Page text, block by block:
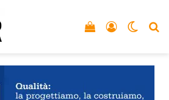
Accedi
Vedi il carrello